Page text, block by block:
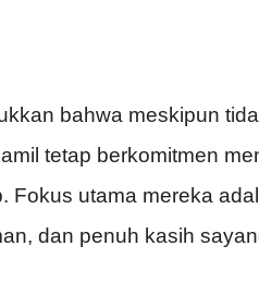
bahwa meskipun
tetap berkomitmen
Fokus utama mereka
dan penuh kasih